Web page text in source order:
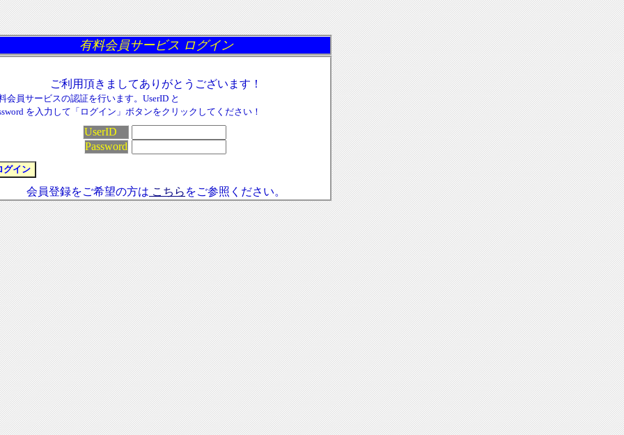
有料会員サービス ログイン
ご利用頂きましてありがとうございます！
会員サービスの認証を行います。UserID と
を入力して「ログイン」ボタンをクリックしてください！
UserID
Password
会員登録をご希望の方は こちら をご参照ください。